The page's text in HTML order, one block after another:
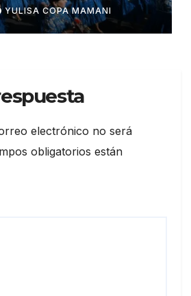
YULISA COPA MAMANI
electrónico no será
obligatorios están